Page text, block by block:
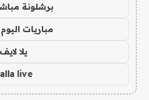
برشلونة
مباريات
يلا لايف
live